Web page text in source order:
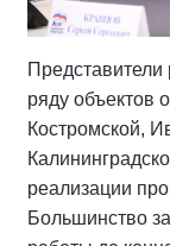
Представители
ряду объектов
Костромской,
реализации
Большинство